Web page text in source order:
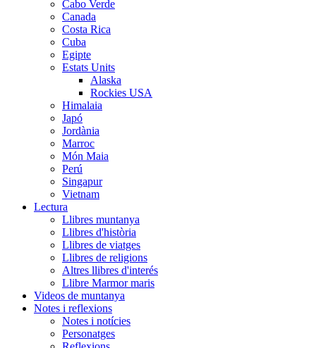
Cabo Verde
Canada
Costa Rica
Cuba
Egipte
Estats Units
Alaska
Rockies USA
Himalaia
Japó
Jordània
Marroc
Món Maia
Perú
Singapur
Vietnam
Lectura
Llibres muntanya
Llibres d'història
Llibres de viatges
Llibres de religions
Altres llibres d'interés
Llibre Marmor maris
Videos de muntanya
Notes i reflexions
Notes i notícies
Personatges